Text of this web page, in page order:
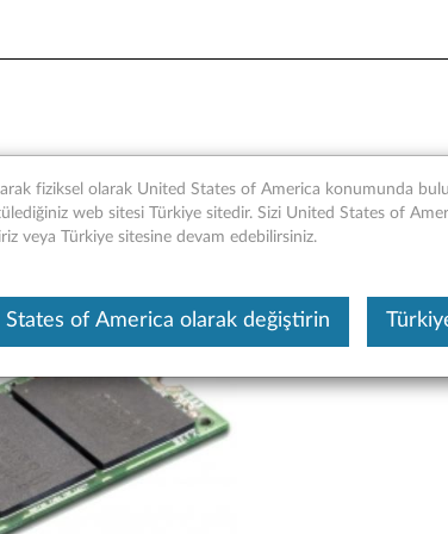
Katı Hal Sürücüsü
Bu makine tarafından
fiziksel olarak United States of America konumunda
web sitesi Türkiye sitedir. Sizi United States of
veya Türkiye sitesine devam edebilirsiniz.
States of America olarak değiştirin